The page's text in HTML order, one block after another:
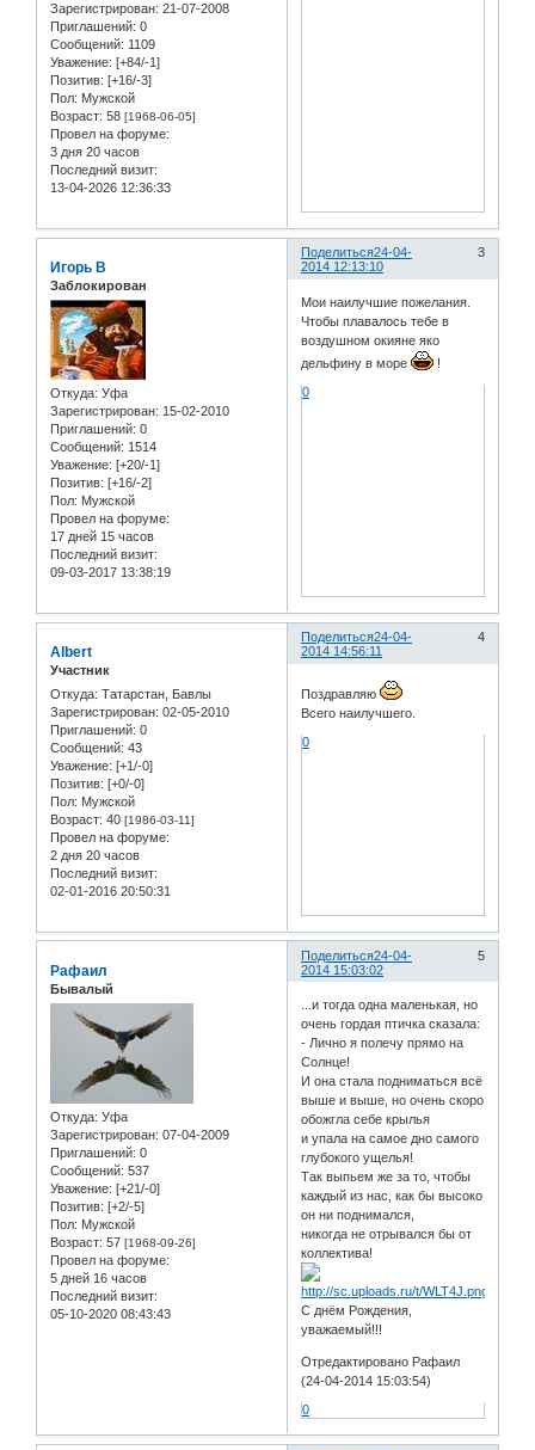
Зарегистрирован: 21-07-2008
Приглашений: 0
Сообщений: 1109
Уважение: [+84/-1]
Позитив: [+16/-3]
Пол: Мужской
Возраст: 58 [1968-06-05]
Провел на форуме:
3 дня 20 часов
Последний визит:
13-04-2026 12:36:33
Поделиться 3
24-04-
2014 12:13:10
Игорь В
Заблокирован
Откуда: Уфа
Зарегистрирован: 15-02-2010
Приглашений: 0
Сообщений: 1514
Уважение: [+20/-1]
Позитив: [+16/-2]
Пол: Мужской
Провел на форуме:
17 дней 15 часов
Последний визит:
09-03-2017 13:38:19
Мои наилучшие пожелания.
Чтобы плавалось тебе в
воздушном окияне яко
дельфину в море
!
0
Поделиться 4
24-04-
2014 14:56:11
Albert
Участник
Откуда: Татарстан, Бавлы
Зарегистрирован: 02-05-2010
Приглашений: 0
Сообщений: 43
Уважение: [+1/-0]
Позитив: [+0/-0]
Пол: Мужской
Возраст: 40 [1986-03-11]
Провел на форуме:
2 дня 20 часов
Последний визит:
02-01-2016 20:50:31
Поздравляю
Всего наилучшего.
0
Поделиться 5
24-04-
2014 15:03:02
Рафаил
Бывалый
Откуда: Уфа
Зарегистрирован: 07-04-2009
Приглашений: 0
Сообщений: 537
Уважение: [+21/-0]
Позитив: [+2/-5]
Пол: Мужской
Возраст: 57 [1968-09-26]
Провел на форуме:
5 дней 16 часов
Последний визит:
05-10-2020 08:43:43
...и тогда одна маленькая, но
очень гордая птичка сказала:
- Лично я полечу прямо на
Солнце!
И она стала подниматься всё
выше и выше, но очень скоро
обожгла себе крылья
и упала на самое дно самого
глубокого ущелья!
Так выпьем же за то, чтобы
каждый из нас, как бы высоко
он ни поднимался,
никогда не отрывался бы от
коллектива!
С днём Рождения,
уважаемый!!!
Отредактировано Рафаил
(24-04-2014 15:03:54)
0